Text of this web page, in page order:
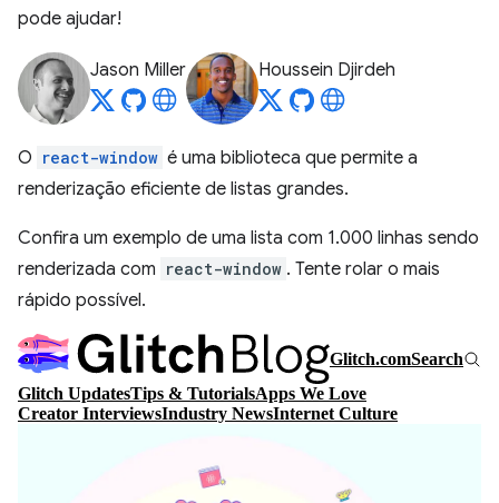
pode ajudar!
Jason Miller Houssein Djirdeh
O react-window é uma biblioteca que permite a
renderização eficiente de listas grandes.
Confira um exemplo de uma lista com 1.000 linhas sendo
renderizada com react-window . Tente rolar o mais
rápido possível.